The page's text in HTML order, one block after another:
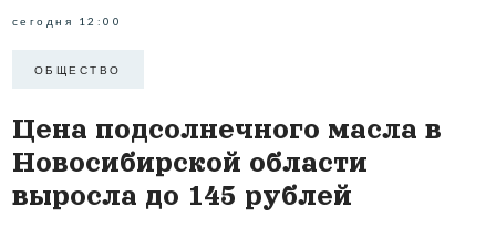
сегодня 12:00
ОБЩЕСТВО
Цена подсолнечного масла в
Новосибирской области
выросла до 145 рублей